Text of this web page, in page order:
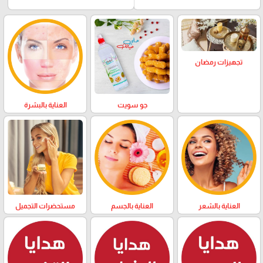
تجهيزات رمضان
جو سويت العناية بالبشرة
العناية بالشعر العناية بالجسم مستحضرات التجميل